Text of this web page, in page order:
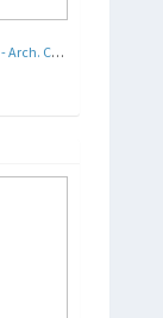
Palazzo degli uffici statali - Forlì - Forlì Cesena - Arch. Cesare Bazzani - 1935 - 36